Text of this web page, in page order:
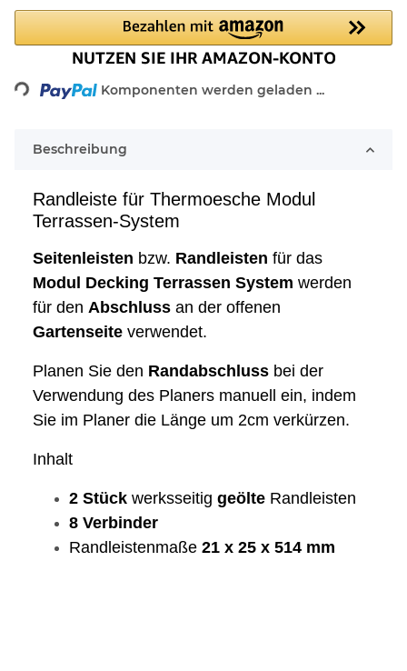
Loading... Komponenten werden geladen ...
Beschreibung
Randleiste für Thermoesche Modul
Terrassen-System
Seitenleisten bzw. Randleisten für das
Modul Decking Terrassen System werden
für den Abschluss an der offenen
Gartenseite verwendet.
Planen Sie den Randabschluss bei der
Verwendung des Planers manuell ein, indem
Sie im Planer die Länge um 2cm verkürzen.
Inhalt
2 Stück werksseitig geölte Randleisten
8 Verbinder
Randleistenmaße 21 x 25 x 514 mm